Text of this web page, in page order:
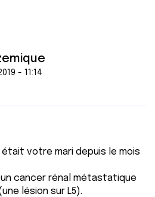
- 11:14
votre mari depuis le mois
cancer rénal métastatique
lésion sur L5).